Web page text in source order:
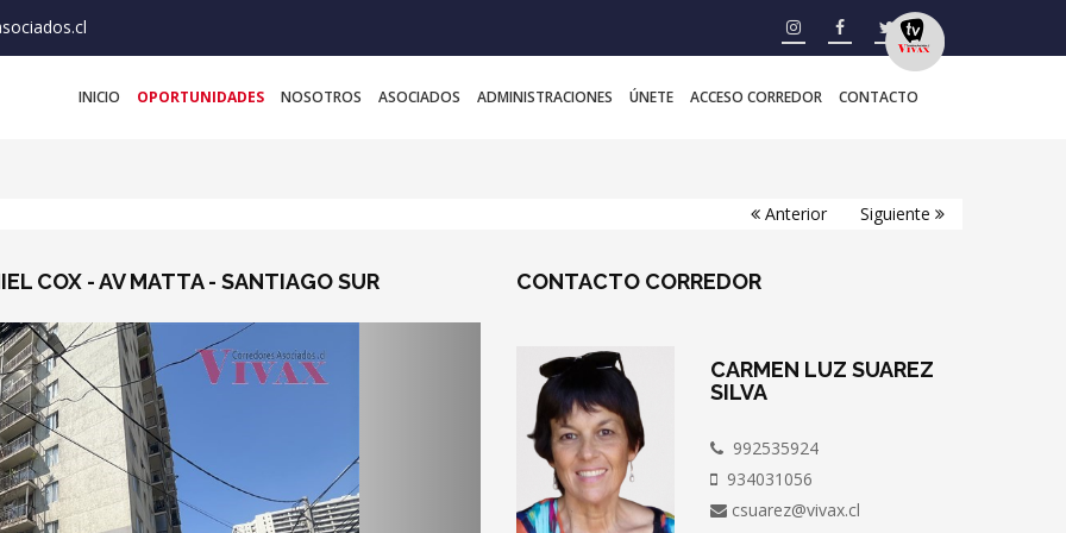
INICIO OPORTUNIDADES NOSOTROS ASOCIADOS ADMINISTRACIONES ÚNETE ACCESO CORREDOR CONTACTO
Anterior Siguiente
COX - AV MATTA - SANTIAGO SUR CONTACTO CORREDOR
CARMEN LUZ SUAREZ
SILVA
992535924
934031056
csuarez@vivax.cl